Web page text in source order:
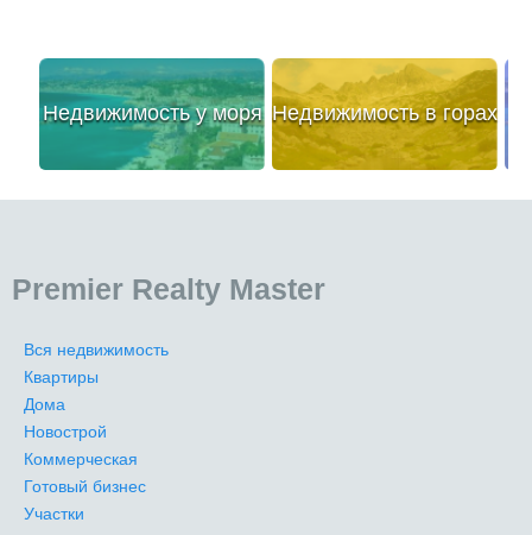
Недвижимость у моря Недвижимость в горах
Premier Realty Master
Вся недвижимость
Квартиры
Дома
Новострой
Коммерческая
Готовый бизнес
Участки